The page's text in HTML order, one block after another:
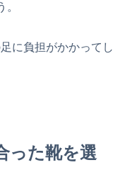
に負担がかかってし
った靴を選